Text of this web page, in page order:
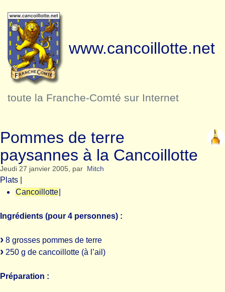
www.cancoillotte.net
toute la Franche-Comté sur Internet
Pommes de terre
paysannes à la Cancoillotte
Jeudi 27 janvier 2005, par Mitch
Plats
Cancoillotte
Ingrédients (pour 4 personnes) :
8 grosses pommes de terre
250 g de cancoillotte (à l’ail)
Préparation :